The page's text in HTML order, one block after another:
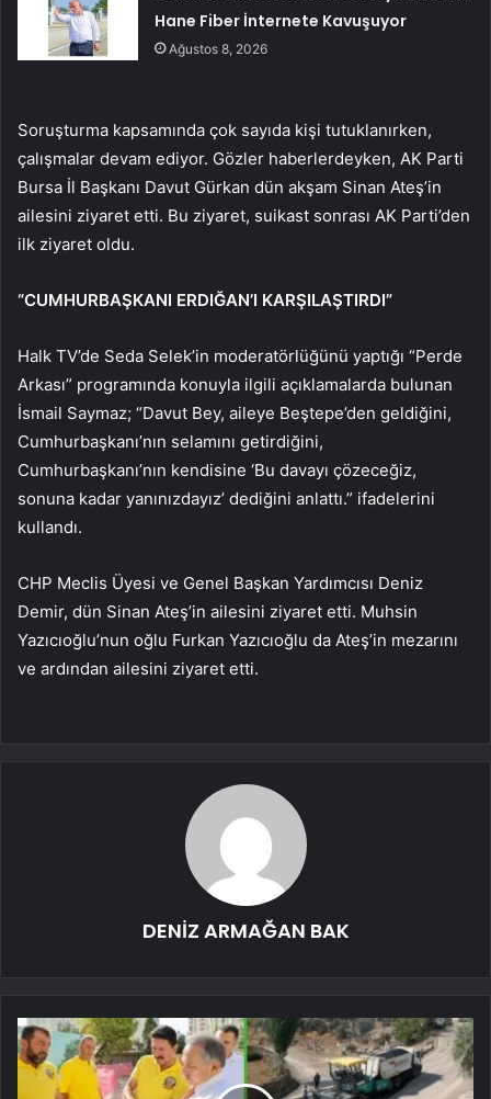
Hane Fiber İnternete Kavuşuyor
Ağustos 8, 2026
Soruşturma kapsamında çok sayıda kişi tutuklanırken,
çalışmalar devam ediyor. Gözler haberlerdeyken, AK Parti
Bursa İl Başkanı Davut Gürkan dün akşam Sinan Ateş’in
ailesini ziyaret etti. Bu ziyaret, suikast sonrası AK Parti’den
ilk ziyaret oldu.
“CUMHURBAŞKANI ERDIĞAN’I KARŞILAŞTIRDI”
Halk TV’de Seda Selek’in moderatörlüğünü yaptığı “Perde
Arkası” programında konuyla ilgili açıklamalarda bulunan
İsmail Saymaz; “Davut Bey, aileye Beştepe’den geldiğini,
Cumhurbaşkanı’nın selamını getirdiğini,
Cumhurbaşkanı’nın kendisine ‘Bu davayı çözeceğiz,
sonuna kadar yanınızdayız’ dediğini anlattı.” ifadelerini
kullandı.
CHP Meclis Üyesi ve Genel Başkan Yardımcısı Deniz
Demir, dün Sinan Ateş’in ailesini ziyaret etti. Muhsin
Yazıcıoğlu’nun oğlu Furkan Yazıcıoğlu da Ateş’in mezarını
ve ardından ailesini ziyaret etti.
DENİZ ARMAĞAN BAK